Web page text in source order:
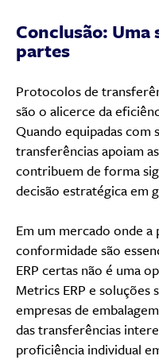
Conclusão: Uma
partes
Protocolos de
são o alicerce da
Quando equipadas com
transferências apoiam
contribuem de forma
decisão estratégica em
Em um mercado onde a
conformidade são
ERP certas não é uma
Metrics ERP e soluções
empresas de
das transferências
proficiência individual